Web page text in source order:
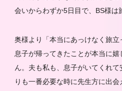
会いからわずか5日目で、BS様は
奥様より「本当にあっけなく旅立
息子が帰ってきたことが本当に
ん。夫も私も、息子がいてくれ
りも一番必要な時に先生方に出